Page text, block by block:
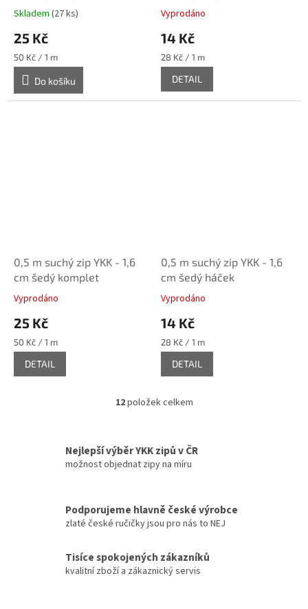
Skladem (27 ks)
25 Kč
Měrná
cena:
50 Kč / 1 m
Do košíku
Vyprodáno
14 Kč
Měrná
cena:
28 Kč / 1 m
DETAIL
0,5 m suchý zip YKK - 1,6
cm šedý komplet
Vyprodáno
25 Kč
Měrná
cena:
50 Kč / 1 m
DETAIL
0,5 m suchý zip YKK - 1,6
cm šedý háček
Vyprodáno
14 Kč
Měrná
cena:
28 Kč / 1 m
DETAIL
O
á
d
a
p
r
k
y
v
12položek celkem
Nejlepší výběr YKK zipů v ČR
možnost objednat zipy na míru
Podporujeme hlavně české výrobce
zlaté české ručičky jsou pro nás to NEJ
Tisíce spokojených zákazníků
kvalitní zboží a zákaznický servis